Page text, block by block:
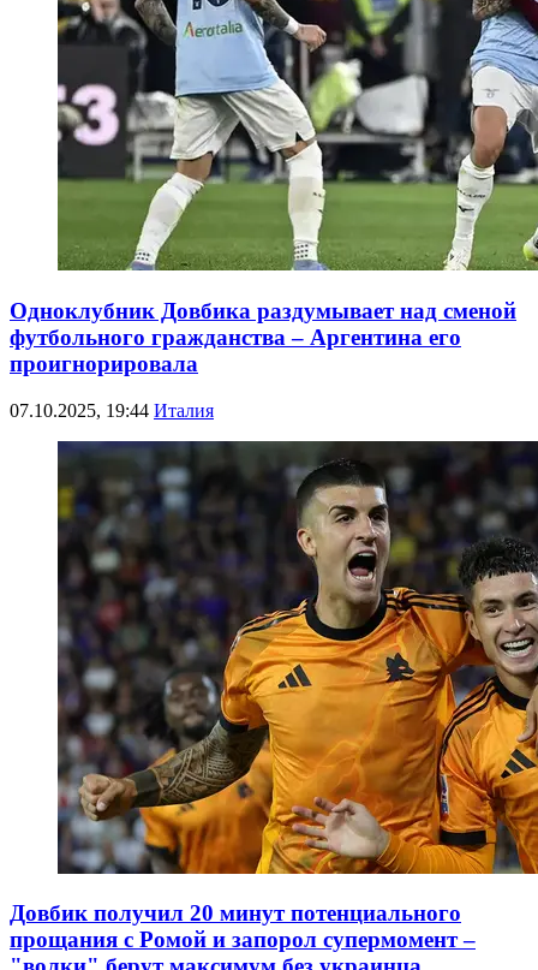
Одноклубник Довбика раздумывает над сменой
футбольного гражданства – Аргентина его
проигнорировала
07.10.2025, 19:44 Италия
Довбик получил 20 минут потенциального
прощания с Ромой и запорол супермомент –